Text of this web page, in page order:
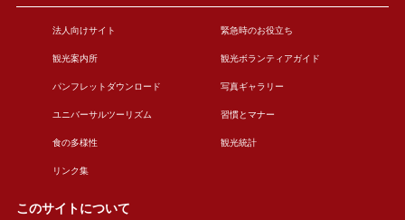
法人向けサイト 緊急時のお役立ち
観光案内所 観光ボランティアガイド
パンフレットダウンロード 写真ギャラリー
ユニバーサルツーリズム 習慣とマナー
食の多様性 観光統計
リンク集
このサイトについて